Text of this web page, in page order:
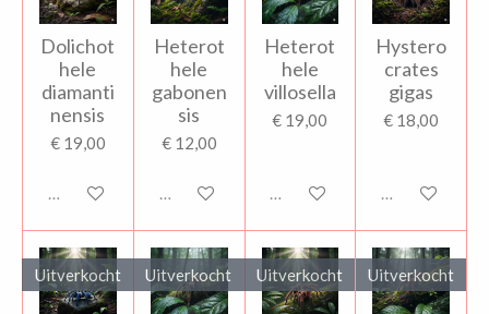
Dolichot
hele
diamanti
nensis
€ 19,00
Uitverkocht
Heterot
hele
gabonen
sis
€ 12,00
Uitverkocht
Heterot
hele
villosella
€ 19,00
Uitverkocht
Hystero
crates
gigas
€ 18,00
Uitverkocht
Uitverkocht Uitverkocht Uitverkocht Uitverkocht